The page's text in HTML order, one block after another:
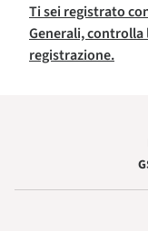
Ti sei registrato
Generali, controlla
registrazione.